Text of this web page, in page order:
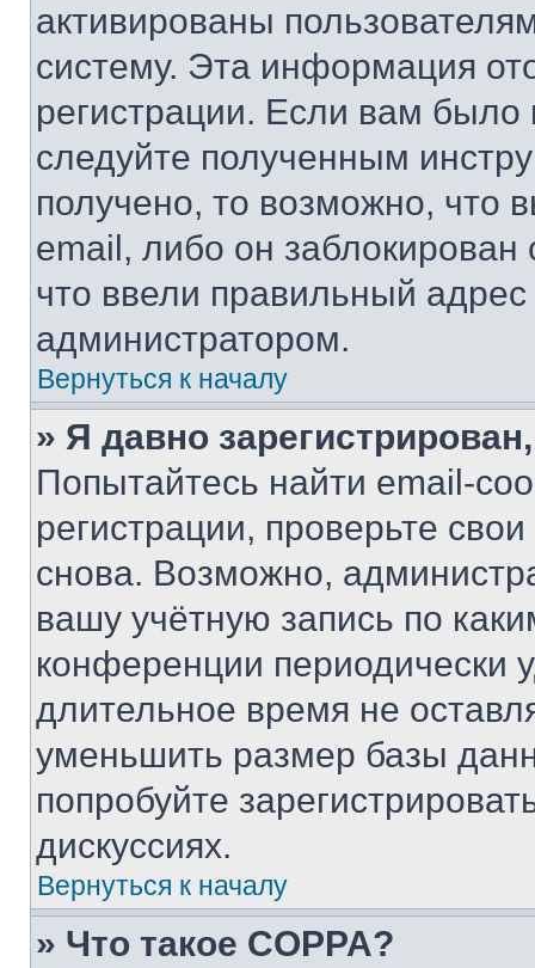
активированы
систему. Эта информация
регистрации. Если вам
следуйте полученным
получено, то возможно, что
email, либо он
что ввели правильный адрес
администратором.
Вернуться к началу
» Я давно
Попытайтесь найти email-
регистрации, проверьте
снова. Возможно,
вашу учётную запись по
конференции периодически
длительное время не
уменьшить размер базы
попробуйте
дискуссиях.
Вернуться к началу
» Что такое COPPA?